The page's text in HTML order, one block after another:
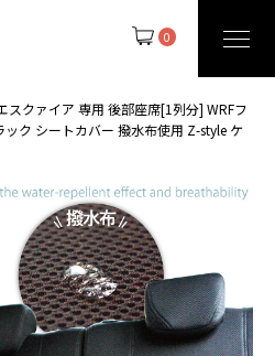
0
スクァイア 専用 後部座席[1列分] WRFフ
ク シートカバー 撥水布使用 Z-style ケ